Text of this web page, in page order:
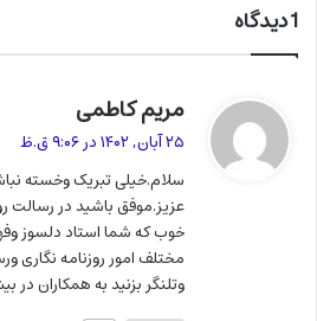
1 دیدگاه
مریم کاطمی
ف
:
۲۵ آبان, ۱۴۰۲ در ۹:۰۶ ق.ظ
سلام.خیلی تبریک وخسته
عزیز.موفق باشید در رسالت
خوب که شما استاد دلسوز
مختلف امور روزنامه نگاری
وتلنگر بزنید به همکاران